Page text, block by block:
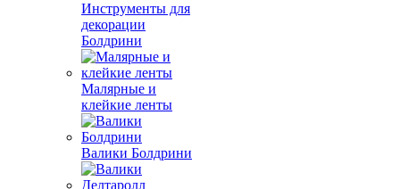
Инструменты для
декорации
Болдрини
Малярные и
клейкие ленты
Валики Болдрини